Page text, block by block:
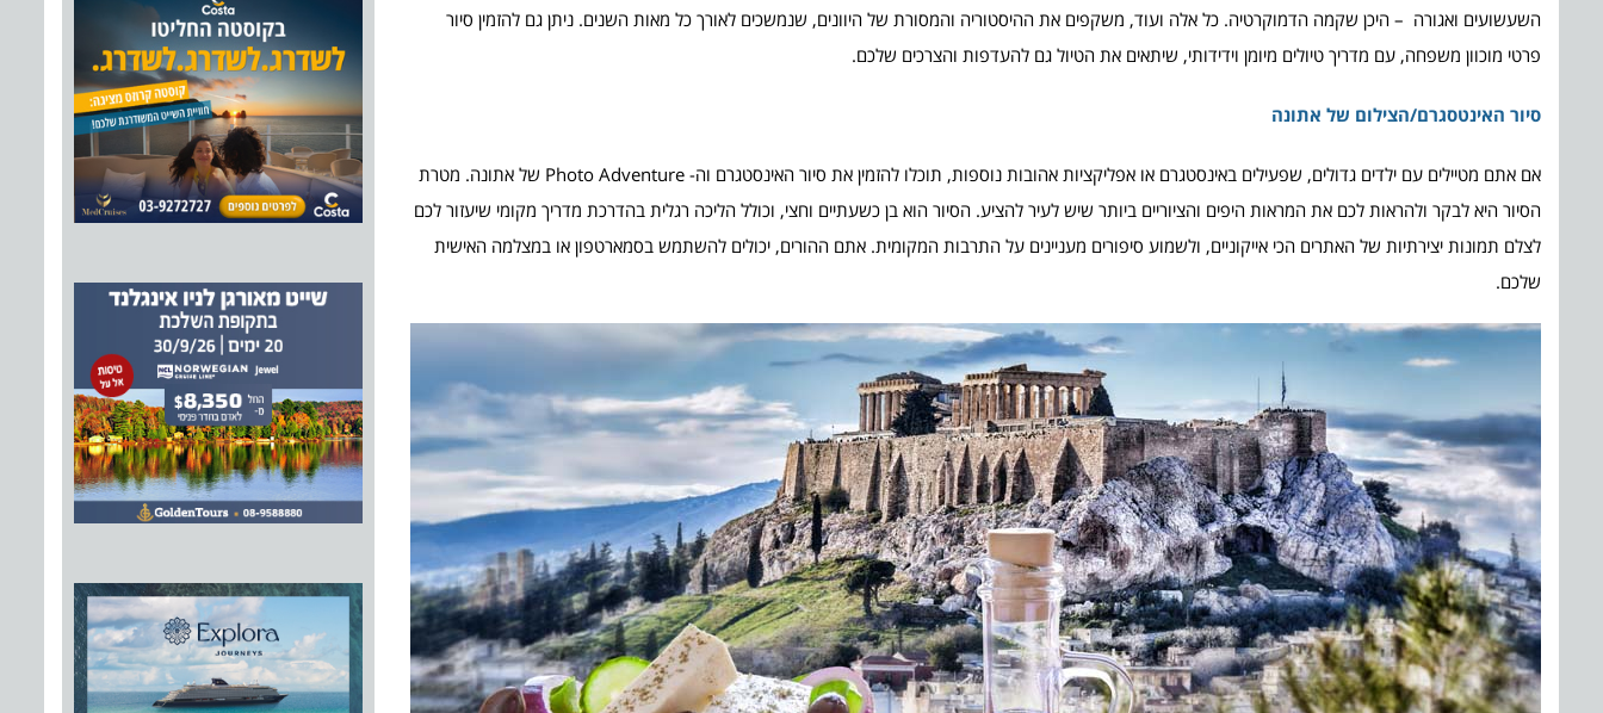
השעשועים ואגורה – היכן שקמה הדמוקרטיה. כל אלה ועוד, משקפים את ההיסטוריה והמסורת של היוונים, שנמשכים לאורך כל מאות השנים. ניתן גם להזמין סיור
פרטי מוכוון משפחה, עם מדריך טיולים מיומן וידידותי, שיתאים את הטיול גם להעדפות והצרכים שלכם.
סיור האינטסגרם/הצילום של אתונה
אם אתם מטיילים עם ילדים גדולים, שפעילים באינסטגרם או אפליקציות אהובות נוספות, תוכלו להזמין את סיור האינסטגרם וה- Photo Adventure של אתונה. מטרת
הסיור היא לבקר ולהראות לכם את המראות היפים והציוריים ביותר שיש לעיר להציע. הסיור הוא בן כשעתיים וחצי, וכולל הליכה רגלית בהדרכת מדריך מקומי שיעזור לכם
לצלם תמונות יצירתיות של האתרים הכי אייקוניים, ולשמוע סיפורים מעניינים על התרבות המקומית. אתם ההורים, יכולים להשתמש בסמארטפון או במצלמה האישית
שלכם.